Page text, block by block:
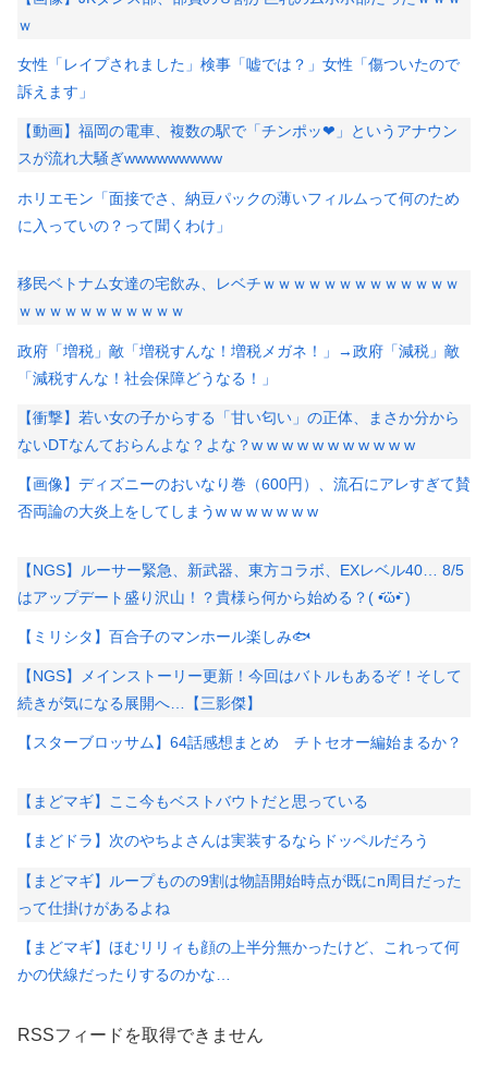
ｗ
女性「レイプされました」検事「嘘では？」女性「傷ついたので
訴えます」
【動画】福岡の電車、複数の駅で「チンポッ❤」というアナウン
スが流れ大騒ぎwwwwwwwww
ホリエモン「面接でさ、納豆パックの薄いフィルムって何のため
に入っていの？って聞くわけ」
移民ベトナム女達の宅飲み、レベチｗｗｗｗｗｗｗｗｗｗｗｗｗ
ｗｗｗｗｗｗｗｗｗｗｗ
政府「増税」敵「増税すんな！増税メガネ！」→政府「減税」敵
「減税すんな！社会保障どうなる！」
【衝撃】若い女の子からする「甘い匂い」の正体、まさか分から
ないDTなんておらんよな？よな？w w w w w w w w w w w
【画像】ディズニーのおいなり巻（600円）、流石にアレすぎて賛
否両論の大炎上をしてしまうw w w w w w w
【NGS】ルーサー緊急、新武器、東方コラボ、EXレベル40… 8/5
はアップデート盛り沢山！？貴様ら何から始める？( •᷄ὤ•᷅ )
【ミリシタ】百合子のマンホール楽しみ🐟
【NGS】メインストーリー更新！今回はバトルもあるぞ！そして
続きが気になる展開へ…【三影傑】
【スターブロッサム】64話感想まとめ チトセオー編始まるか？
【まどマギ】ここ今もベストバウトだと思っている
【まどドラ】次のやちよさんは実装するならドッペルだろう
【まどマギ】ループものの9割は物語開始時点が既にn周目だった
って仕掛けがあるよね
【まどマギ】ほむリリィも顔の上半分無かったけど、これって何
かの伏線だったりするのかな…
RSSフィードを取得できません